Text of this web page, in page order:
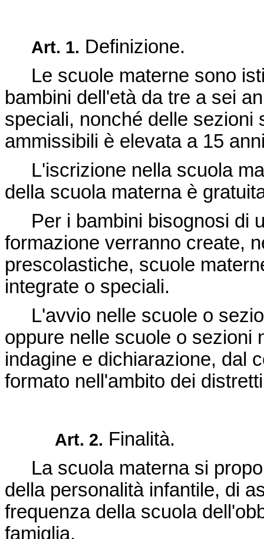
Art. 1. Definizione.
Le scuole materne sono
bambini dell'età da tre a sei
speciali, nonché delle sezioni
ammissibili è elevata a 15
L'iscrizione nella scuola
della scuola materna è
Per i bambini bisognosi di
formazione verranno create,
prescolastiche, scuole
integrate o speciali.
L'avvio nelle scuole o
oppure nelle scuole o sezioni
indagine e dichiarazione, dal
formato nell'ambito dei
Art. 2. Finalità.
La scuola materna si
della personalità infantile, di
frequenza della scuola
famiglia.